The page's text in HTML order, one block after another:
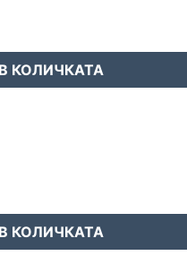
КОЛИЧКАТА
КОЛИЧКАТА